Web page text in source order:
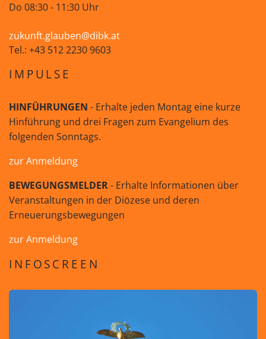
Do 08:30 - 11:30 Uhr
zukunft.glauben@dibk.at
Tel.: +43 512 2230 9603
IMPULSE
HINFÜHRUNGEN - Erhalte jeden Montag eine kurze
Hinführung und drei Fragen zum Evangelium des
folgenden Sonntags.
zur Anmeldung
BEWEGUNGSMELDER- Erhalte Informationen über
Veranstaltungen in der Diözese und deren
Erneuerungsbewegungen
zur Anmeldung
INFOSCREEN